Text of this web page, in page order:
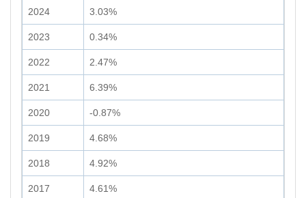
2024 3.03%
2023 0.34%
2022 2.47%
2021 6.39%
2020 -0.87%
2019 4.68%
2018 4.92%
2017 4.61%